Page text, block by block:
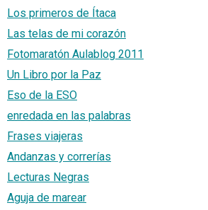
Los primeros de Ítaca
Las telas de mi corazón
Fotomaratón Aulablog 2011
Un Libro por la Paz
Eso de la ESO
enredada en las palabras
Frases viajeras
Andanzas y correrías
Lecturas Negras
Aguja de marear